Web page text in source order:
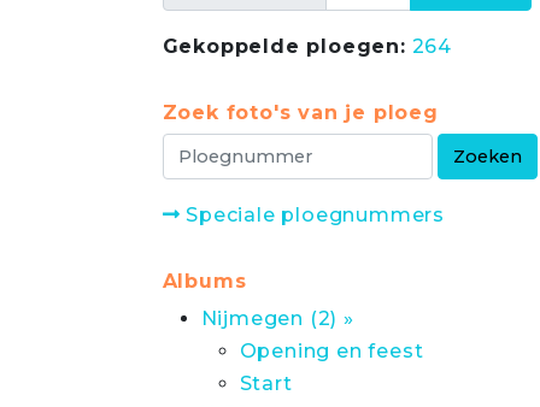
Gekoppelde ploegen: 264
Zoek foto's van je ploeg
Speciale ploegnummers
Albums
Nijmegen (2) »
Opening en feest
Start